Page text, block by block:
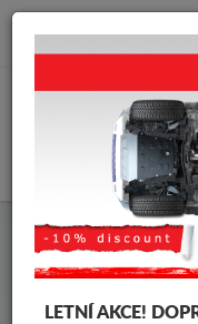
Kryt pod motor
Kryt pod motor
Značky vozidel
LETNÍ AKCE!